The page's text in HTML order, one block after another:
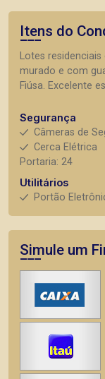
Itens do
Lotes
murado e com
Fiúsa. Excelente
Segurança
Câmeras de
Cerca Elétrica
Portaria: 24
Utilitários
Portão
Simule um